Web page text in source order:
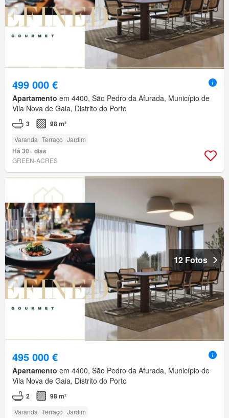
499 000 €
Apartamento em 4400, São Pedro da Afurada, Município de
Vila Nova de Gaia, Distrito do Porto
3 98 m²
Varanda Terraço Jardim
Há 30+ dias
GREEN-ACRES
12 Fotos
495 000 €
Apartamento em 4400, São Pedro da Afurada, Município de
Vila Nova de Gaia, Distrito do Porto
2 98 m²
Varanda Terraço Jardim